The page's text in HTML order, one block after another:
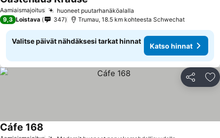
Aamiaismajoitus huoneet puutarhanäköalalla
9,3 Loistava 347 Trumau, 18.5 km kohteesta Schwechat
Valitse päivät nähdäksesi tarkat hinnat
Katso hinnat
Jaa
Cáfe 168